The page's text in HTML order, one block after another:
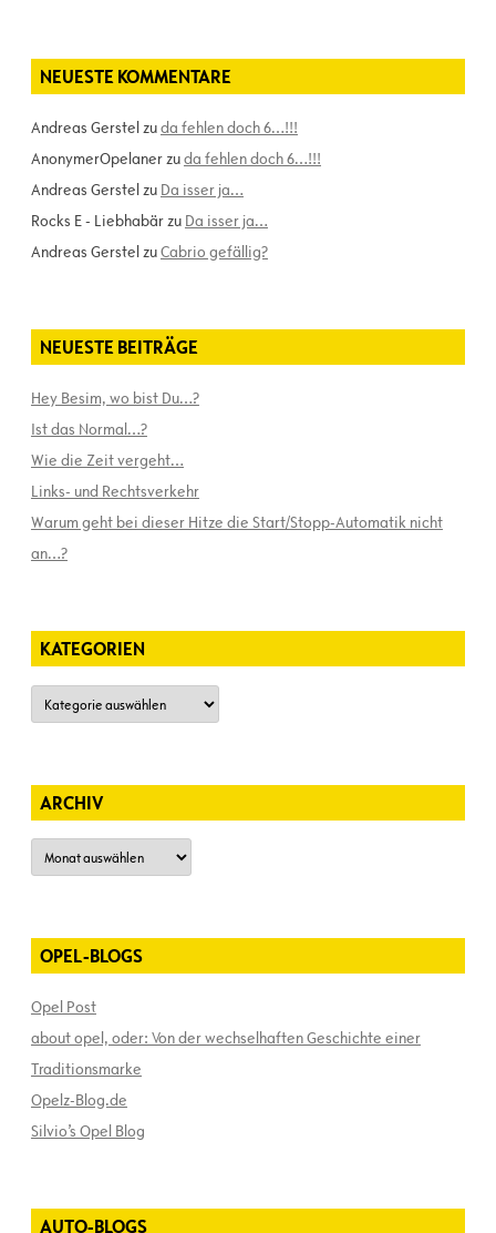
NEUESTE KOMMENTARE
Andreas Gerstelzuda fehlen doch 6…!!!
AnonymerOpelanerzuda fehlen doch 6…!!!
Andreas Gerstelzu Da isser ja…
Rocks E - Liebhabärzu Da isser ja…
Andreas GerstelzuCabrio gefällig?
NEUESTE BEITRÄGE
Hey Besim, wo bist Du…?
Ist das Normal…?
Wie die Zeit vergeht…
Links- und Rechtsverkehr
Warum geht bei dieser Hitze die Start/Stopp-Automatik nicht
an…?
KATEGORIEN
Kategorien
ARCHIV
Archiv
OPEL-BLOGS
Opel Post
about opel, oder: Von der wechselhaften Geschichte einer
Traditionsmarke
Opelz-Blog.de
Silvio’s Opel Blog
AUTO-BLOGS